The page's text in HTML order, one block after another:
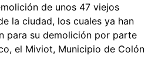
de unos 47 viejos
la ciudad, los cuales ya han
para su demolición por parte
el Miviot, Municipio de Colón